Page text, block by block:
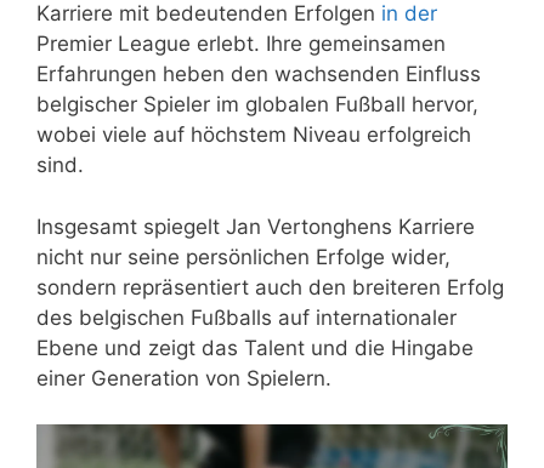
Karriere mit bedeutenden Erfolgen in der
Premier League erlebt. Ihre gemeinsamen
Erfahrungen heben den wachsenden Einfluss
belgischer Spieler im globalen Fußball hervor,
wobei viele auf höchstem Niveau erfolgreich
sind.
Insgesamt spiegelt Jan Vertonghens Karriere
nicht nur seine persönlichen Erfolge wider,
sondern repräsentiert auch den breiteren Erfolg
des belgischen Fußballs auf internationaler
Ebene und zeigt das Talent und die Hingabe
einer Generation von Spielern.